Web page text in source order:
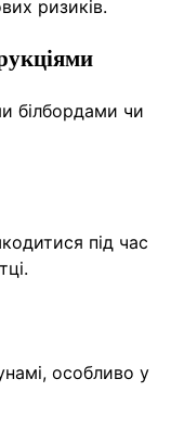
ризиків.
білбордами чи
під час
особливо у